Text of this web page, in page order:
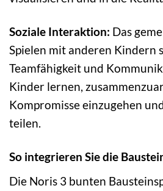
Soziale Interaktion: Das
Spielen mit anderen Kindern
Teamfähigkeit und
Kinder lernen,
Kompromisse einzugehen
teilen.
So integrieren Sie die
Die Noris 3 bunten